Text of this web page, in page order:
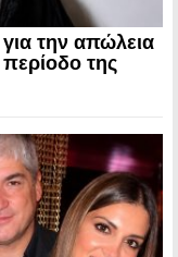
την απώλεια
της